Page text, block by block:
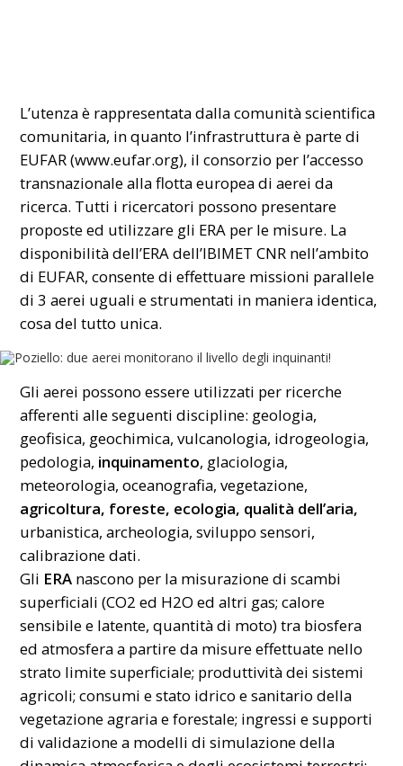
L’utenza è rappresentata dalla comunità scientifica
comunitaria, in quanto l’infrastruttura è parte di
EUFAR (www.eufar.org), il consorzio per l’accesso
transnazionale alla flotta europea di aerei da
ricerca. Tutti i ricercatori possono presentare
proposte ed utilizzare gli ERA per le misure. La
disponibilità dell’ERA dell’IBIMET CNR nell’ambito
di EUFAR, consente di effettuare missioni parallele
di 3 aerei uguali e strumentati in maniera identica,
cosa del tutto unica.
Gli aerei possono essere utilizzati per ricerche
afferenti alle seguenti discipline: geologia,
geofisica, geochimica, vulcanologia, idrogeologia,
pedologia, inquinamento, glaciologia,
meteorologia, oceanografia, vegetazione,
agricoltura, foreste, ecologia, qualità dell’aria,
urbanistica, archeologia, sviluppo sensori,
calibrazione dati.
Gli ERA nascono per la misurazione di scambi
superficiali (CO2 ed H2O ed altri gas; calore
sensibile e latente, quantità di moto) tra biosfera
ed atmosfera a partire da misure effettuate nello
strato limite superficiale; produttività dei sistemi
agricoli; consumi e stato idrico e sanitario della
vegetazione agraria e forestale; ingressi e supporti
di validazione a modelli di simulazione della